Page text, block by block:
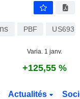
PBF
Varia. 1 janv.
+125,55 %
Actualités